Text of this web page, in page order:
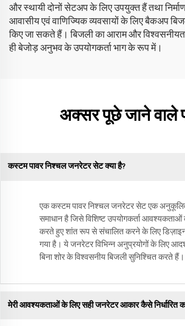
और स्थायी दोनों सेटअप के लिए उपयुक्त हैं तथा
आवासीय एवं वाणिज्यिक व्यवसायों के लिए बैकअप
किए जा सकते हैं। बिजली का आराम और
ही बेजोड़ अनुभव के उपयोगकर्ता भाग के रूप में।
अक्सर पूछे जाने वाले
कस्टम पावर निश्चल जनरेटर सेट क्या है?
एक कस्टम पावर निश्चल जनरेटर सेट एक
समाधान है जिसे विशिष्ट उपयोगकर्ता आवश्यकताओं
करते हुए शांत रूप से संचालित करने के लिए
गया है। ये जनरेटर विभिन्न अनुप्रयोगों के लिए
बिना शोर के विश्वसनीय बिजली सुनिश्चित करते हैं।
मेरी आवश्यकताओं के लिए सही जनरेटर आकार कैसे निर्धारित